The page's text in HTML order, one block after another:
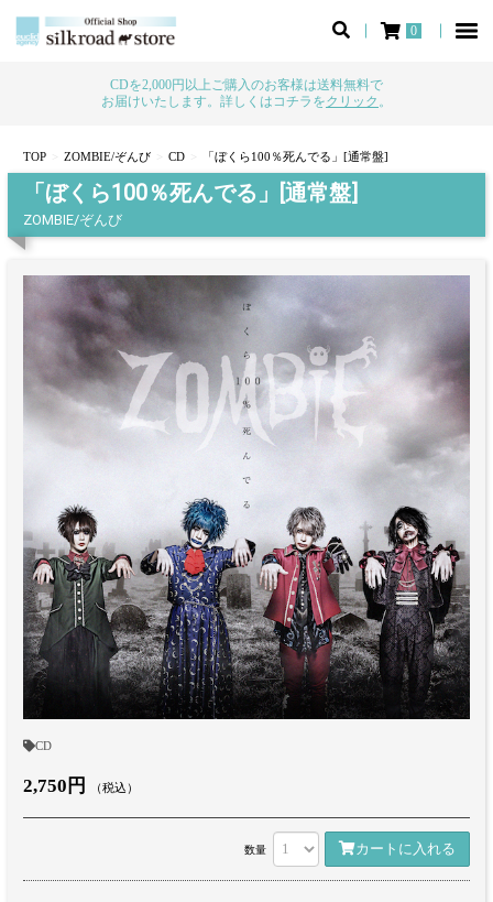
0
CDを2,000円以上ご購入のお客様は送料無料で
お届けいたします。詳しくはコチラをクリック 。
TOP ZOMBIE/ぞんび CD 「ぼくら100％死んでる」[通常盤]
「ぼくら100％死んでる」[通常盤]
ZOMBIE/ぞんび
CD
2,750円 （税込）
数量 カートに入れる